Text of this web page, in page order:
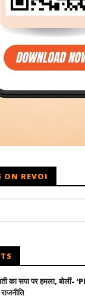
ON REVOI
का सपा पर हमला, बोलीं-